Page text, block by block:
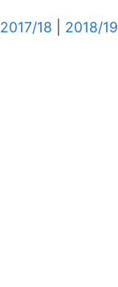
2017/18 2018/19